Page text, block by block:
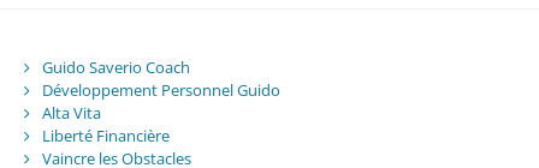
Guido Saverio Coach
Développement Personnel Guido
Alta Vita
Liberté Financière
Vaincre les Obstacles